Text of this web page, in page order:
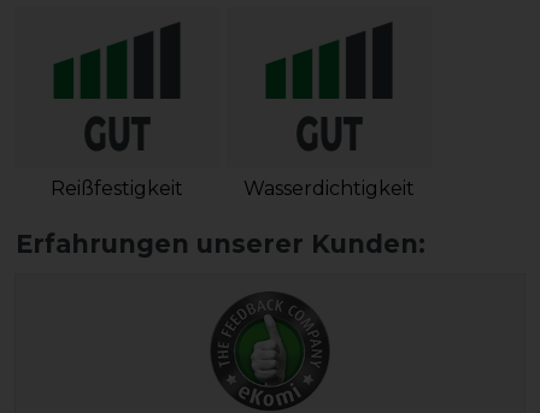
Reißfestigkeit Wasserdichtigkeit